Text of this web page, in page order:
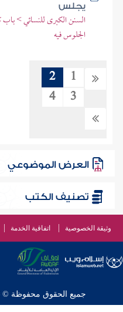
يجلس
السنن الكبرى للنسائي >
الجلوس فيه
1
2
3
4
العرض الموضوعي
تصنيف الكتب
وثيقة الخصوصية اتفاقية الخدمة
جميع الحقوق محفوظة © 2026 - 1998 لشبكة إسلام ويب